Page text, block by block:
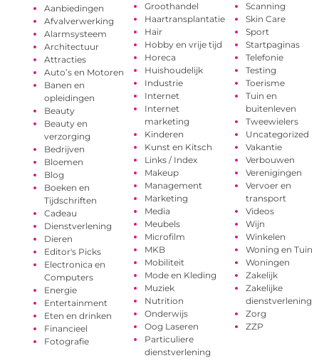
Aanbiedingen
Afvalverwerking
Alarmsysteem
Architectuur
Attracties
Auto’s en Motoren
Banen en
opleidingen
Beauty
Beauty en
verzorging
Bedrijven
Bloemen
Blog
Boeken en
Tijdschriften
Cadeau
Dienstverlening
Dieren
Editor's Picks
Electronica en
Computers
Energie
Entertainment
Eten en drinken
Financieel
Fotografie
Groothandel
Haartransplantatie
Hair
Hobby en vrije tijd
Horeca
Huishoudelijk
Industrie
Internet
Internet
marketing
Kinderen
Kunst en Kitsch
Links / Index
Makeup
Management
Marketing
Media
Meubels
Microfilm
MKB
Mobiliteit
Mode en Kleding
Muziek
Nutrition
Onderwijs
Oog Laseren
Particuliere
dienstverlening
Scanning
Skin Care
Sport
Startpaginas
Telefonie
Testing
Toerisme
Tuin en
buitenleven
Tweewielers
Uncategorized
Vakantie
Verbouwen
Verenigingen
Vervoer en
transport
Videos
Wijn
Winkelen
Woning en Tuin
Woningen
Zakelijk
Zakelijke
dienstverlening
Zorg
ZZP